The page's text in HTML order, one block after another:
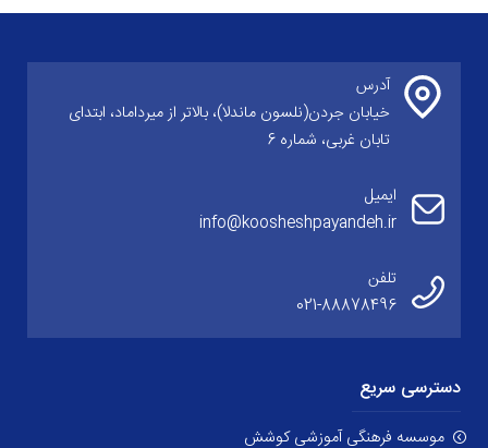
آدرس
خیابان جردن(نلسون ماندلا)، بالاتر از میرداماد، ابتدای
تابان غربی، شماره 6
ایمیل
info@koosheshpayandeh.ir
تلفن
021-88878496
دسترسی سریع
موسسه فرهنگی آموزشی کوشش